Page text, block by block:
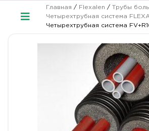
Главная / Flexalen / Трубы
Четырехтрубная система
Четырехтрубная система